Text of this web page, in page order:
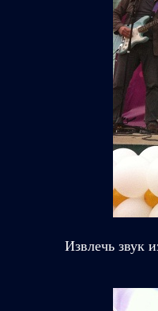
Извлечь звук